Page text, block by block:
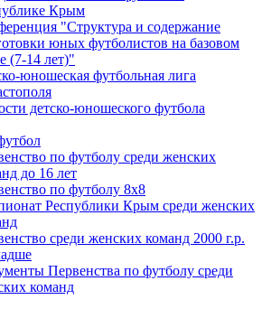
Крым
"Структура и содержание
юных футболистов на базовом
(7-14 лет)"
юношеская футбольная лига
детско-юношеского футбола
по футболу среди женских
до 16 лет
по футболу 8х8
Республики Крым среди женских
среди женских команд 2000 г.р.
Первенства по футболу среди
команд